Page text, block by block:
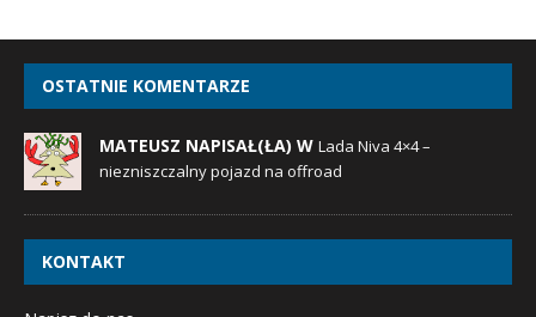
OSTATNIE KOMENTARZE
MATEUSZ NAPISAŁ(ŁA) W Lada Niva 4×4 –
niezniszczalny pojazd na offroad
KONTAKT